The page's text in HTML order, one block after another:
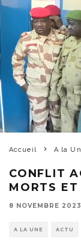
Accueil A la
CONFLIT
MORTS
8 NOVEMBRE 2023
A LA UNE ACTU